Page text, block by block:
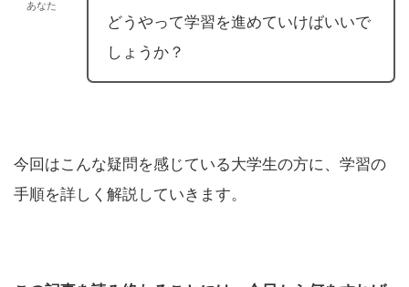
あなた
どうやって学習を進めていけばいいで
しょうか？
今回はこんな疑問を感じている大学生の方に、学習の
手順を詳しく解説していきます。